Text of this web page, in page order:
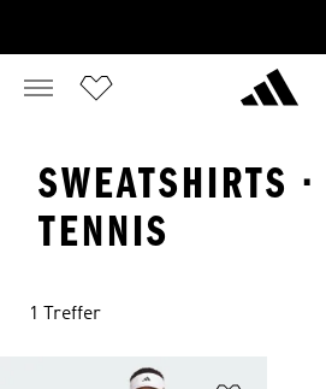
SWEATSHIRTS
TENNIS
1 Treffer